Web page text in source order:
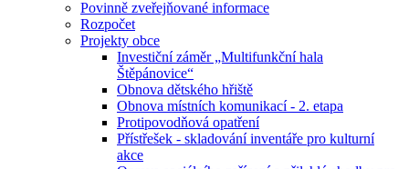
Povinně zveřejňované informace
Rozpočet
Projekty obce
Investiční záměr „Multifunkční hala
Štěpánovice“
Obnova dětského hřiště
Obnova místních komunikací - 2. etapa
Protipovodňová opatření
Přístřešek - skladování inventáře pro kulturní
akce